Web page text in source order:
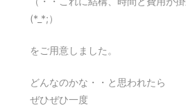
(*_*;）
をご用意しました。
どんなのかな・・と思われたら
ぜひぜひ一度